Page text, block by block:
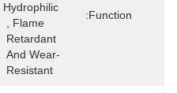
Function:
Hydrophilic
, Flame
Retardant
And Wear-
Resistant